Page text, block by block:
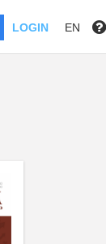
LOGIN EN